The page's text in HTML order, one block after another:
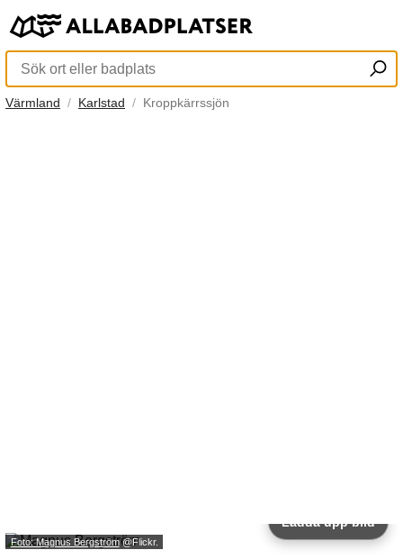
Värmland Karlstad Kroppkärrssjön
Foto: Magnus Bergström@Flickr.
Ladda upp bild